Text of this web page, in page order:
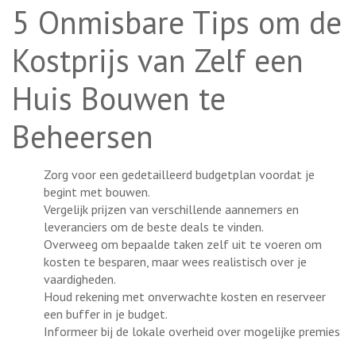
5 Onmisbare Tips om de
Kostprijs van Zelf een
Huis Bouwen te
Beheersen
Zorg voor een gedetailleerd budgetplan voordat je
begint met bouwen.
Vergelijk prijzen van verschillende aannemers en
leveranciers om de beste deals te vinden.
Overweeg om bepaalde taken zelf uit te voeren om
kosten te besparen, maar wees realistisch over je
vaardigheden.
Houd rekening met onverwachte kosten en reserveer
een buffer in je budget.
Informeer bij de lokale overheid over mogelijke premies